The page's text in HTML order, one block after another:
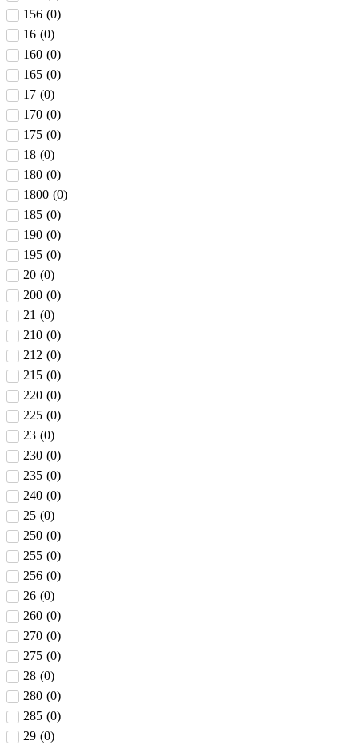
156 (0)
16 (0)
160 (0)
165 (0)
17 (0)
170 (0)
175 (0)
18 (0)
180 (0)
1800 (0)
185 (0)
190 (0)
195 (0)
20 (0)
200 (0)
21 (0)
210 (0)
212 (0)
215 (0)
220 (0)
225 (0)
23 (0)
230 (0)
235 (0)
240 (0)
25 (0)
250 (0)
255 (0)
256 (0)
26 (0)
260 (0)
270 (0)
275 (0)
28 (0)
280 (0)
285 (0)
29 (0)